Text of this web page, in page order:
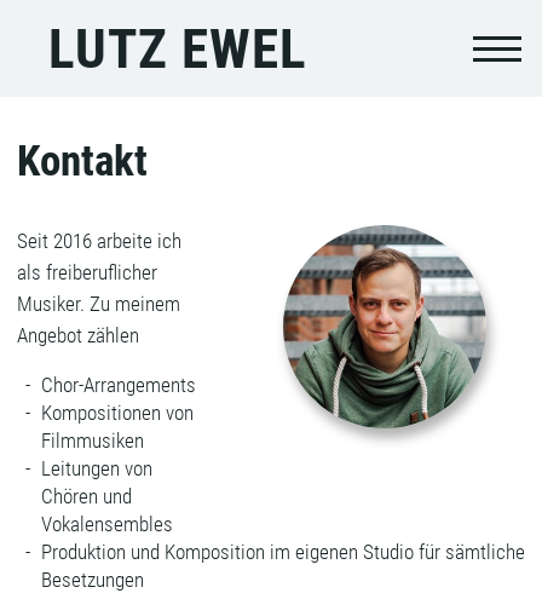
LUTZ EWEL
Kontakt
Seit 2016 arbeite ich
als freiberuflicher
Musiker. Zu meinem
Angebot zählen
Chor-Arrangements
Kompositionen von
Filmmusiken
Leitungen von
Chören und
Vokalensembles
Produktion und Komposition im eigenen Studio für sämtliche
Besetzungen